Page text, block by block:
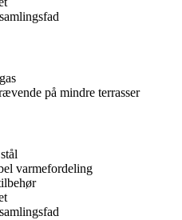
på mindre terrasser
varmefordeling